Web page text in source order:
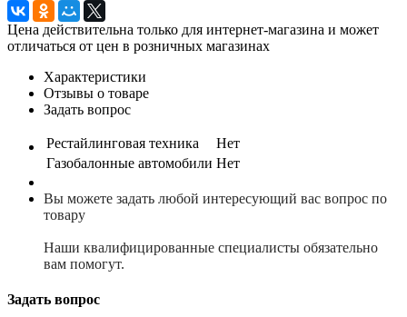
Цена действительна только для интернет-магазина и может
отличаться от цен в розничных магазинах
Характеристики
Отзывы о товаре
Задать вопрос
Рестайлинговая техника
Нет
Газобалонные автомобили Нет
Вы можете задать любой интересующий вас вопрос по
товару
Наши квалифицированные специалисты обязательно
вам помогут.
Задать вопрос